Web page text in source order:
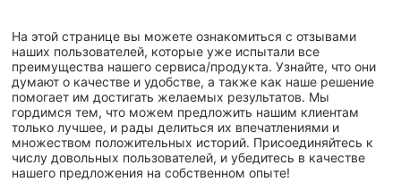
На этой странице вы можете ознакомиться с отзывами
наших пользователей, которые уже испытали все
преимущества нашего сервиса/продукта. Узнайте, что они
думают о качестве и удобстве, а также как наше решение
помогает им достигать желаемых результатов. Мы
гордимся тем, что можем предложить нашим клиентам
только лучшее, и рады делиться их впечатлениями и
множеством положительных историй. Присоединяйтесь к
числу довольных пользователей, и убедитесь в качестве
нашего предложения на собственном опыте!